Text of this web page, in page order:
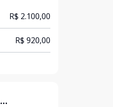
R$ 2.100,00
R$ 920,00